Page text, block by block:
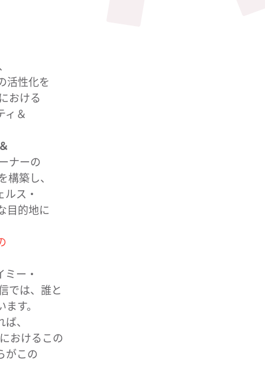
活性化を​
おける​
ィ＆
ナーの​
築し、​
ス・
目的地に​
ー・
では、​誰と​
す。​
、​
おける​この​
が​この​